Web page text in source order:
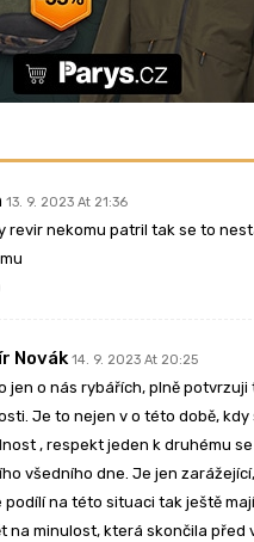
13. 9. 2023 At 21:36
revir nekomu patril tak se to
Novák 14. 9. 2023 At 20:25
jen o nás rybářích, plně potvrzuji
Je to nejen v o této době, kdy
, respekt jeden k druhému
všedního dne. Je jen
podílí na této situaci tak ještě
na minulost, která skončila před